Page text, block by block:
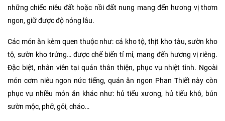
những chiếc niêu đất hoặc nồi đất nung mang đến hương vị thơm
ngon, giữ được độ nóng lâu.
Các món ăn kèm quen thuộc như: cá kho tộ, thịt kho tàu, sườn kho
tộ, sườn kho trứng… được chế biến tỉ mỉ, mang đến hương vị riêng.
Đặc biệt, nhân viên tại quán thân thiện, phục vụ nhiệt tình. Ngoài
món cơm niêu ngon nức tiếng, quán ăn ngon Phan Thiết này còn
phục vụ nhiều món ăn khác như: hủ tiếu xương, hủ tiếu khô, bún
sườn mộc, phở, gỏi, cháo…